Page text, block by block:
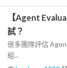
【Agent
試？
很多團隊評估
組...